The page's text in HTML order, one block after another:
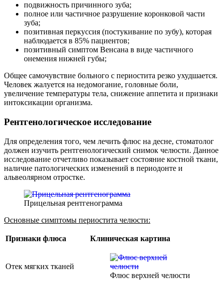
подвижность причинного зуба;
полное или частичное разрушение коронковой части
зуба;
позитивная перкуссия (постукивание по зубу), которая
наблюдается в 85% пациентов;
позитивный симптом Венсана в виде частичного
онемения нижней губы;
Общее самочувствие больного с периостита резко ухудшается.
Человек жалуется на недомогание, головные боли,
увеличение температуры тела, снижение аппетита и признаки
интоксикации организма.
Рентгенологическое исследование
Для определения того, чем лечить флюс на десне, стоматолог
должен изучить рентгенологический снимок челюсти. Данное
исследование отчетливо показывает состояние костной ткани,
наличие патологических изменений в периодонте и
альвеолярном отростке.
Прицельная рентгенограмма
Основные симптомы периостита челюсти:
Признаки флюса Клиническая картина
Отек мягких тканей
Флюс верхней челюсти